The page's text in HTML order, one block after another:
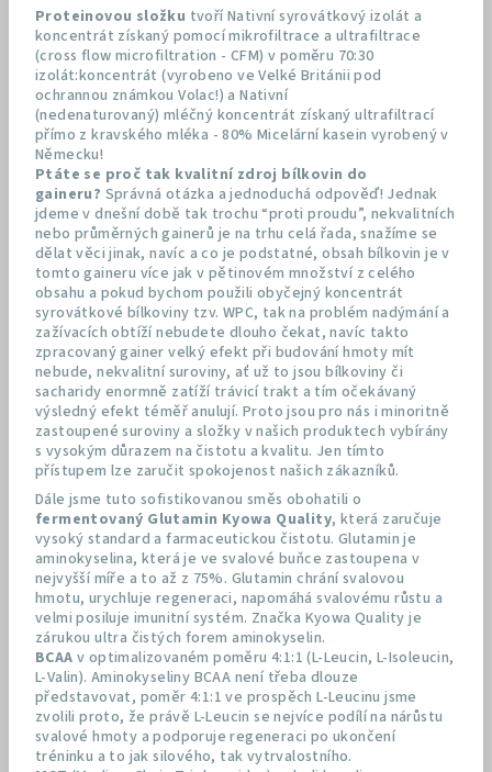
Proteinovou složku tvoří Nativní syrovátkový izolát a
koncentrát získaný pomocí mikrofiltrace a ultrafiltrace
(cross flow microfiltration - CFM) v poměru 70:30
izolát:koncentrát (vyrobeno ve Velké Británii pod
ochrannou známkou Volac!) a Nativní
(nedenaturovaný) mléčný koncentrát získaný ultrafiltrací
přímo z kravského mléka - 80% Micelární kasein vyrobený v
Německu!
Ptáte se proč tak kvalitní zdroj bílkovin do
gaineru? Správná otázka a jednoduchá odpověď! Jednak
jdeme v dnešní době tak trochu “proti proudu”, nekvalitních
nebo průměrných gainerů je na trhu celá řada, snažíme se
dělat věci jinak, navíc a co je podstatné, obsah bílkovin je v
tomto gaineru více jak v pětinovém množství z celého
obsahu a pokud bychom použili obyčejný koncentrát
syrovátkové bílkoviny tzv. WPC, tak na problém nadýmání a
zažívacích obtíží nebudete dlouho čekat, navíc takto
zpracovaný gainer velký efekt při budování hmoty mít
nebude, nekvalitní suroviny, ať už to jsou bílkoviny či
sacharidy enormně zatíží trávicí trakt a tím očekávaný
výsledný efekt téměř anulují. Proto jsou pro nás i minoritně
zastoupené suroviny a složky v našich produktech vybírány
s vysokým důrazem na čistotu a kvalitu. Jen tímto
přístupem lze zaručit spokojenost našich zákazníků.
Dále jsme tuto sofistikovanou směs obohatili o
fermentovaný Glutamin Kyowa Quality, která zaručuje
vysoký standard a farmaceutickou čistotu. Glutamin je
aminokyselina, která je ve svalové buňce zastoupena v
nejvyšší míře a to až z 75%. Glutamin chrání svalovou
hmotu, urychluje regeneraci, napomáhá svalovému růstu a
velmi posiluje imunitní systém. Značka Kyowa Quality je
zárukou ultra čistých forem aminokyselin.
BCAA v optimalizovaném poměru 4:1:1 (L-Leucin, L-Isoleucin,
L-Valin). Aminokyseliny BCAA není třeba dlouze
představovat, poměr 4:1:1 ve prospěch L-Leucinu jsme
zvolili proto, že právě L-Leucin se nejvíce podílí na nárůstu
svalové hmoty a podporuje regeneraci po ukončení
tréninku a to jak silového, tak vytrvalostního.